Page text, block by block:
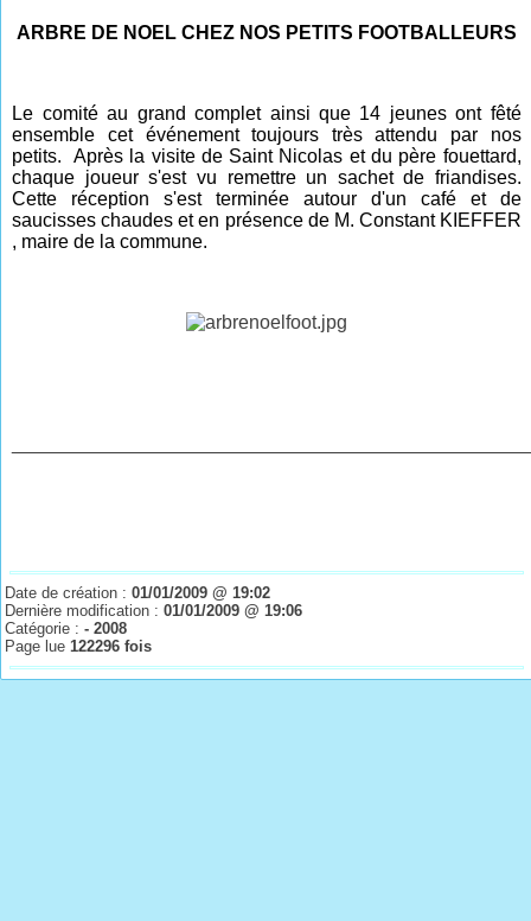
ARBRE DE NOEL CHEZ NOS PETITS FOOTBALLEURS
Le comité au grand complet ainsi que 14 jeunes ont fêté
ensemble cet événement toujours très attendu par nos
petits. Après la visite de Saint Nicolas et du père fouettard,
chaque joueur s'est vu remettre un sachet de friandises.
Cette réception s'est terminée autour d'un café et de
saucisses chaudes et en présence de M. Constant KIEFFER
, maire de la commune.
Date de création :01/01/2009 @ 19:02
Dernière modification :01/01/2009 @ 19:06
Catégorie :- 2008
Page lue122296 fois